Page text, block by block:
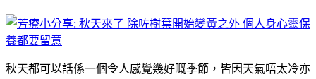
秋天都可以話係一個令人感覺幾好嘅季節，皆因天氣唔太冷亦